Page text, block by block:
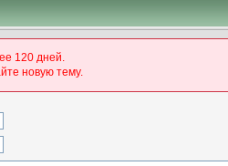
120 дней.
новую тему.